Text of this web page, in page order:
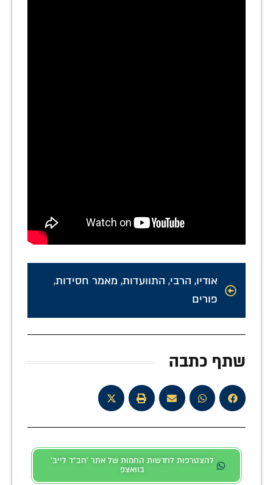
אודיו, הרבי, התוועדות, מאמר חסידות,
פורים
שתף כתבה
להצטרפות לחדשות החמות של אתר 'חב"ד לייב'
בוואצפ